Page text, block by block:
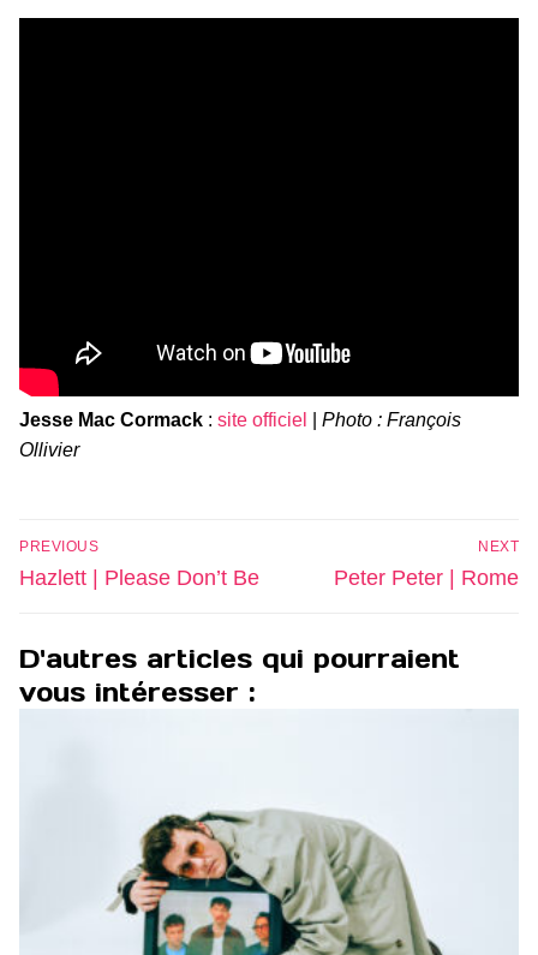
Jesse Mac Cormack : site officiel
Photo : François
Ollivier
Navigation
de
PREVIOUS
Previous
Hazlett | Please Don’t Be
NEXT
Next
Peter Peter | Rome
D'autres articles qui pourraient
vous intéresser :